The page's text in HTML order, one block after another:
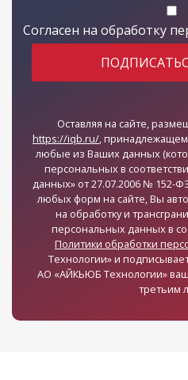
Согласен на обработку
Оставляя на сайте,
https://iqb.ru/,
любые из Ваших данных
персональных в
данных» от 27.07.2006 № 152-
любых форм на сайте, Вы
на обработку и
персональных данных в
Политики обработки
Технологии» и
АО «АЙКЬЮБ Технологии»
третьим